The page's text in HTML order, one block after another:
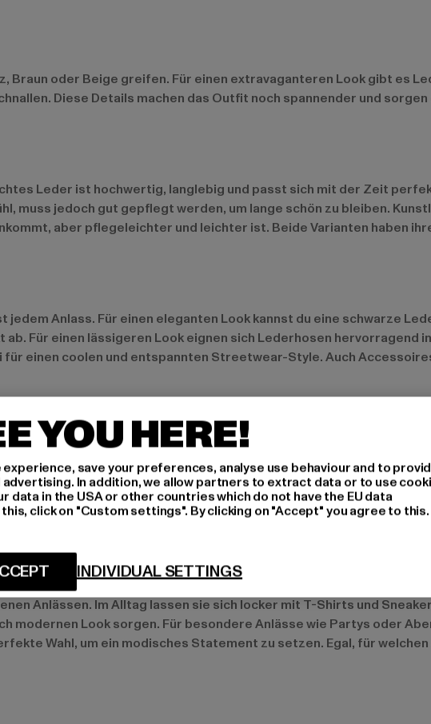
Braun oder Beige greifen. Für einen extravaganteren Look gibt es
Diese Details machen das Outfit noch spannender und
Leder ist hochwertig, langlebig und passt sich mit der Zeit
muss jedoch gut gepflegt werden, um lange schön zu bleiben.
aber pflegeleichter und leichter ist. Beide Varianten haben
Anlass. Für einen eleganten Look kannst du eine schwarze
Für einen lässigeren Look eignen sich Lederhosen hervorragend
einen coolen und entspannten Streetwear-Style. Auch
Lederhosen die Modewelt. Diese Styles bieten maximale
wie Dunkelgrün, Bordeaux oder sogar in Weiß liegen voll im Trend.
Look. Für diejenigen, die umweltbewusst einkaufen
hergestellt wird.
Anlässen. Im Alltag lassen sie sich locker mit T-Shirts und
modernen Look sorgen. Für besondere Anlässe wie Partys oder
Wahl, um ein modisches Statement zu setzen. Egal, für
YOU HERE!
save your preferences, analyse use behaviour and to
In addition, we allow partners to extract data or to use
data in the USA or other countries which do not have the EU data
click on "Custom settings". By clicking on "Accept" you agree to this.
INDIVIDUAL SETTINGS